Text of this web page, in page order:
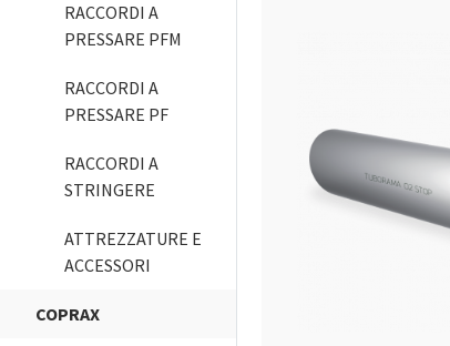
RACCORDI A
PRESSARE PFM
RACCORDI A
PRESSARE PF
RACCORDI A
STRINGERE
ATTREZZATURE E
ACCESSORI
COPRAX